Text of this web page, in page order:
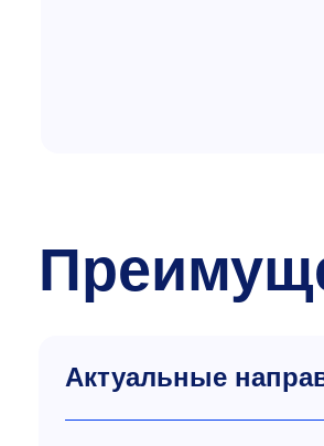
Актуальные